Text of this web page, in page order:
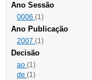
Ano Sessão
0006 (1)
Ano Publicação
2007 (1)
Decisão
ao (1)
de (1)